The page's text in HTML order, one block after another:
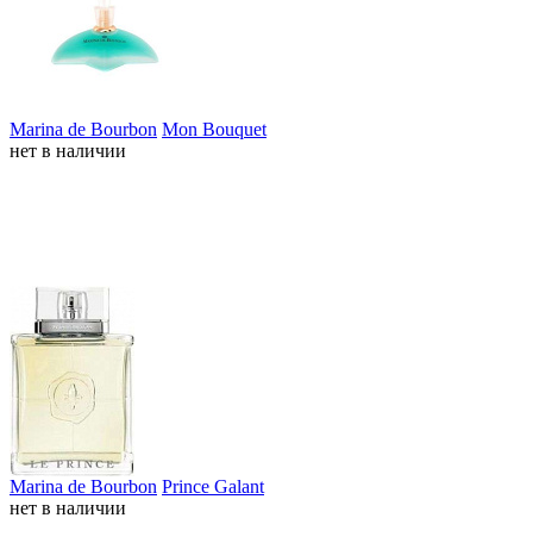
Marina de Bourbon Mon Bouquet
нет в наличии
Marina de Bourbon Prince Galant
нет в наличии